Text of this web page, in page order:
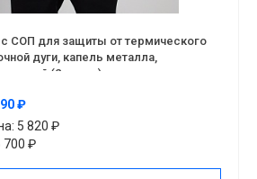
СОП для защиты от термического
дуги, капель металла,
(2 класс)
₽
5 820 ₽
700 ₽